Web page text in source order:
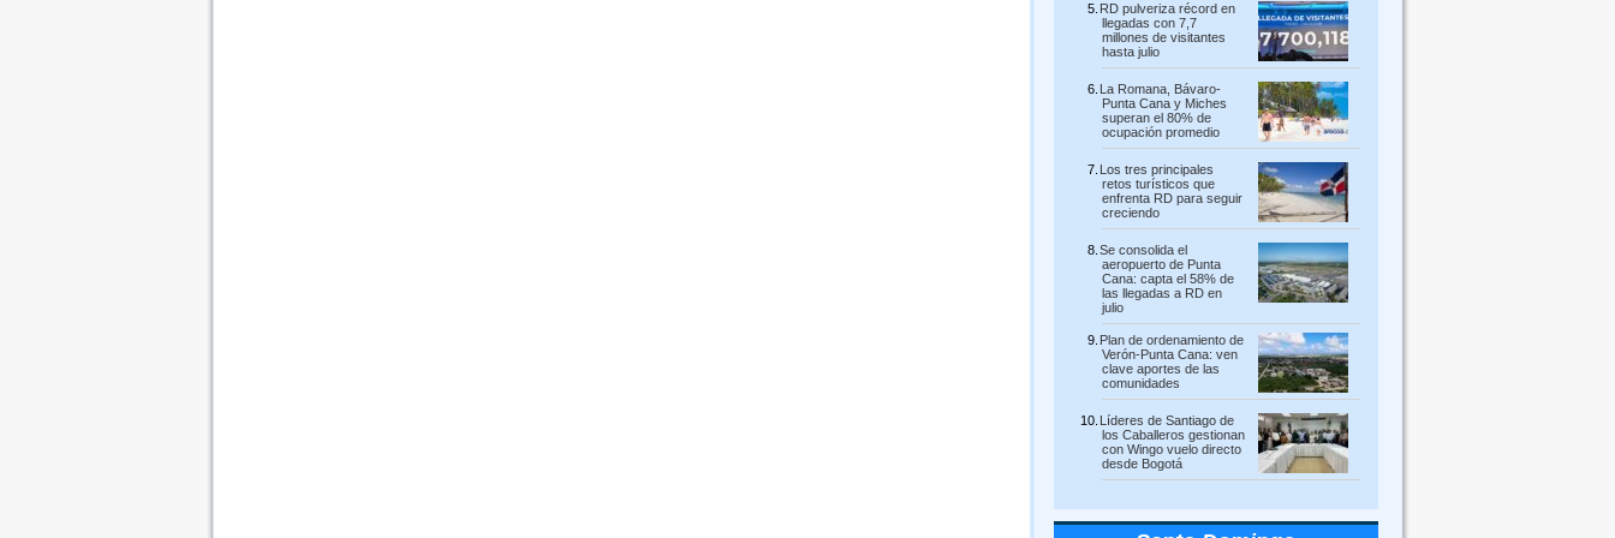
RD pulveriza récord en
llegadas con 7,7
millones de visitantes
hasta julio
La Romana, Bávaro-
Punta Cana y Miches
superan el 80% de
ocupación promedio
Los tres principales
retos turísticos que
enfrenta RD para seguir
creciendo
Se consolida el
aeropuerto de Punta
Cana: capta el 58% de
las llegadas a RD en
julio
Plan de ordenamiento de
Verón-Punta Cana: ven
clave aportes de las
comunidades
Líderes de Santiago de
los Caballeros gestionan
con Wingo vuelo directo
desde Bogotá